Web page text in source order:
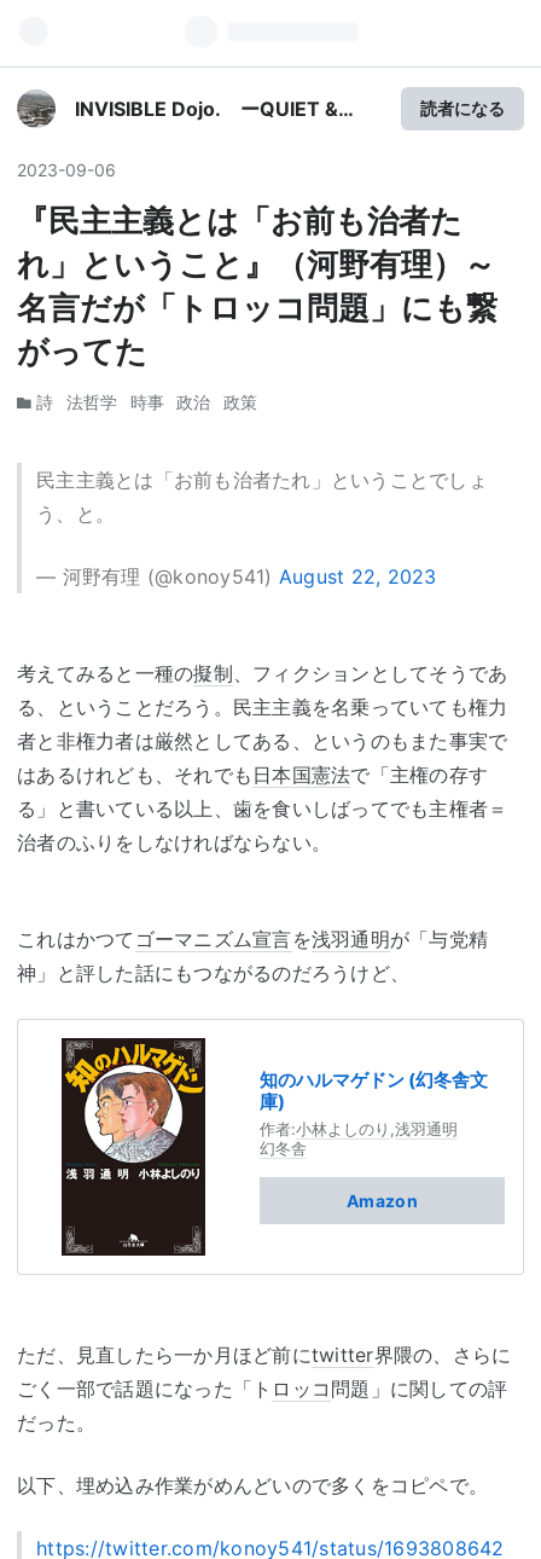
INVISIBLE Dojo. ーQUIET &
読者になる
2023-09-06
『民主主義とは「お前も治者た
れ」ということ』（河野有理）～
名言だが「トロッコ問題」にも繋
がってた
詩 法哲学 時事 政治 政策
民主主義とは「お前も治者たれ」ということでしょ
う、と。
— 河野有理 (@konoy541) August 22, 2023
考えてみると一種の擬制、フィクションとしてそうであ
る、ということだろう。民主主義を名乗っていても権力
者と非権力者は厳然としてある、というのもまた事実で
はあるけれども、それでも 日本国憲法で「主権の存す
る」と書いている以上、歯を食いしばってでも主権者＝
治者のふりをしなければならない。
これはかつて ゴーマニズム宣言を浅羽通明が「与党精
神」と評した話にもつながるのだろうけど、
知のハルマゲドン (幻冬舎文
庫)
作者:小林よしのり ,浅羽通明
幻冬舎
Amazon
ただ、見直したら一か月ほど前にtwitter界隈の、さらに
ごく一部で話題になった「ト ロッコ 問題」に関しての評
だった。
以下、埋め込み作業がめんどいので多くをコピペで。
https://twitter.com/konoy541/status/1693808642